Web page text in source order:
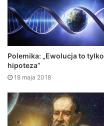
Polemika: „Ewolucja to tylko
hipoteza”
18 maja 2018